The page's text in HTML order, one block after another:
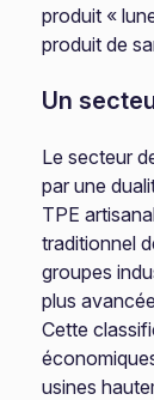
produit «
produit de
Un
Le secteur
par une
TPE
traditionnel
groupes
plus
Cette
usines